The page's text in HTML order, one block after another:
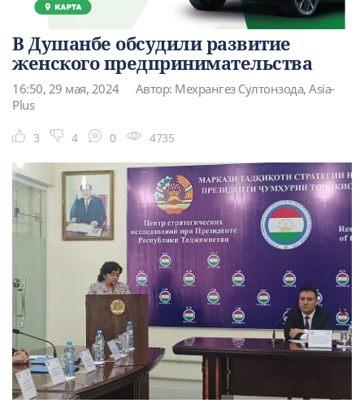
В Душанбе обсудили развитие
женского предпринимательства
16:50, 29 мая, 2024
Автор: Мехрангез Султонзода, Asia-
Plus
3 4 0 4735